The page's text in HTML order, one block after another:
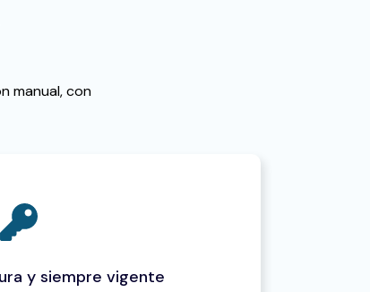
manual, con
y siempre vigente